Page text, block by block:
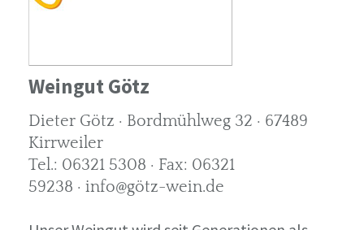
Weingut Götz
Dieter Götz · Bordmühlweg 32 · 67489
Kirrweiler
Tel.: 06321 5308 · Fax: 06321
59238 · info@götz-wein.de